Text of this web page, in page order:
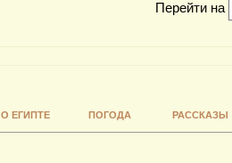
Перейти на
О ЕГИПТЕ ПОГОДА РАССКАЗЫ